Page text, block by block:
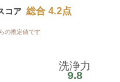
コア 総合 4.2点
の推定値です
洗浄力
9.8